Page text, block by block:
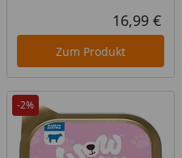
16,99 €
Zum Produkt
-2%